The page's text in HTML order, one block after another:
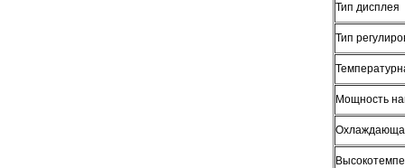
Тип дисплея
Тип
Мощность